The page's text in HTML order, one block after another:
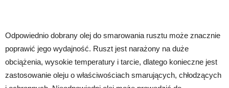
Odpowiednio dobrany olej do smarowania rusztu może znacznie
poprawić jego wydajność. Ruszt jest narażony na duże
obciążenia, wysokie temperatury i tarcie, dlatego konieczne jest
zastosowanie oleju o właściwościach smarujących, chłodzących